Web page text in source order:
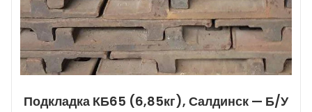
Подкладка КБ65 (6,85кг), Салдинск — Б/У